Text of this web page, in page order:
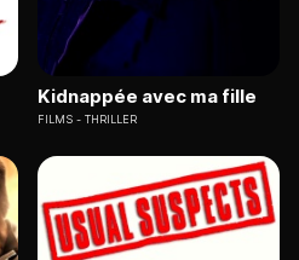
Kidnappée avec ma fille
FILMS THRILLER